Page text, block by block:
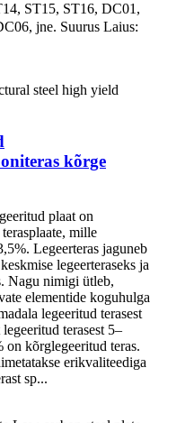
ST15, ST16, DC01,
jne. Suurus Laius:
kõrge
plaat on
mille
Legeerteras jaguneb
legeerteraseks ja
Nagu nimigi ütleb,
elementide koguhulga
legeeritud terasest
terasest 5–
kõrglegeeritud teras.
erikvaliteediga
sp...